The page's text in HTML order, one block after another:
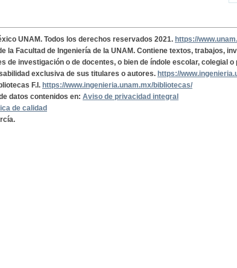
UNAM. Todos los derechos reservados 2021. https://
la Facultad de Ingeniería de la UNAM. Contiene textos, trabajos,
investigación o de docentes, o bien de índole escolar, colegial
exclusiva de sus titulares o autores. https://
F.I. https://www.ingenieria.unam.mx/bibliotecas/
datos contenidos en: Aviso de privacidad integral
de calidad